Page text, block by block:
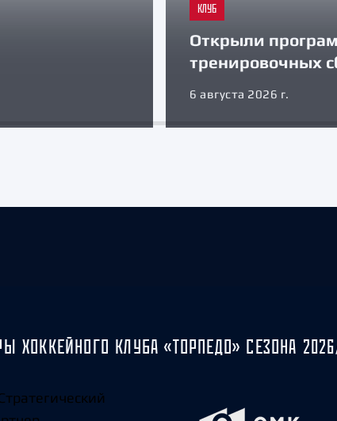
КЛУБ
Открыли
тренировочных
6 августа 2026 г.
ХОККЕЙНОГО КЛУБА «ТОРПЕДО» СЕЗОНА